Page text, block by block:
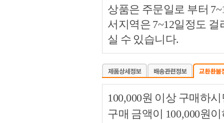
상품은 주문일로 부터
서지역은 7~12일정도
실 수 있습니다.
100,000원 이상 구매하
구매 금액이 100,000원